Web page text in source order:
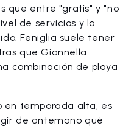
que entre "gratis" y "no
de servicios y la
Feniglia suele tener
que Giannella
combinación de playa
en temporada alta, es
de antemano qué